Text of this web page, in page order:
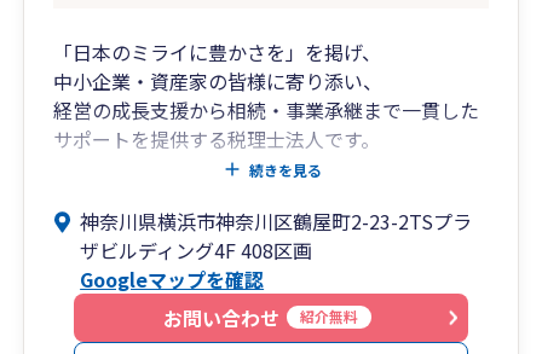
「日本のミライに豊かさを」を掲げ、
中小企業・資産家の皆様に寄り添い、
経営の成長支援から相続・事業承継まで一貫した
サポートを提供する税理士法人です。
創業期から成長期、成熟期から承継期に至るま
各フェーズに応じた税務・財務の最適解をご提
案。
クラウド会計の導入支援から月次経営管理まで、
わかりやすくご支援いたします。
続きを見る
神奈川県横浜市神奈川区鶴屋町2-23-2TSプラ
ザビルディング4F 408区画
Googleマップを確認
お問い合わせ
紹介無料